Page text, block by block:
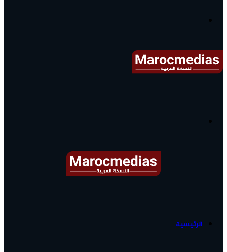
الرئيسية